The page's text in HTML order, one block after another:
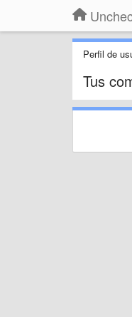
Perfil de
Tus